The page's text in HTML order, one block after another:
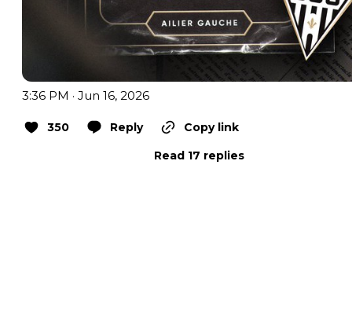
3:36 PM · Jun 16, 2026
350 Reply
Copy link
Read 17 replies